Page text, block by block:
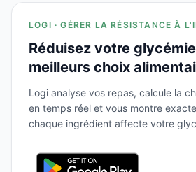
LOGI · GÉRER LA RÉSISTANCE À
Réduisez votre
meilleurs choix
Logi analyse vos repas, calcule la
en temps réel et vous montre
chaque ingrédient affecte votre